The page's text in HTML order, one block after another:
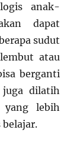
anak-
dapat
sudut
atau
berganti
dilatih
yang lebih
belajar.